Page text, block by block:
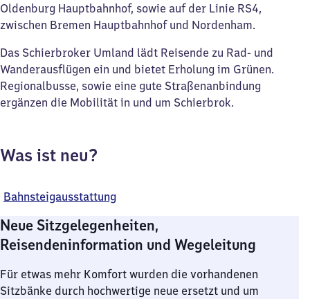
Oldenburg Hauptbahnhof, sowie auf der Linie RS4,
zwischen Bremen Hauptbahnhof und Nordenham.
Das Schierbroker Umland lädt Reisende zu Rad- und
Wanderausflügen ein und bietet Erholung im Grünen.
Regionalbusse, sowie eine gute Straßenanbindung
ergänzen die Mobilität in und um Schierbrok.
Was ist neu?
Bahnsteigausstattung
Neue Sitzgelegenheiten,
Reisendeninformation und Wegeleitung
Für etwas mehr Komfort wurden die vorhandenen
Sitzbänke durch hochwertige neue ersetzt und um